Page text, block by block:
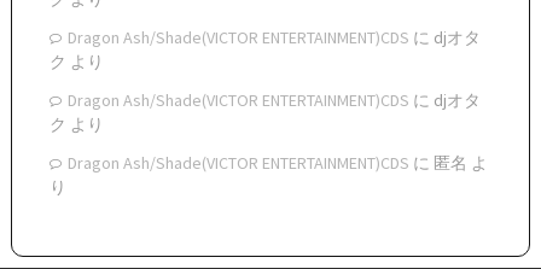
Dragon Ash/Shade(VICTOR ENTERTAINMENT)CDS に djオタ
ク より
Dragon Ash/Shade(VICTOR ENTERTAINMENT)CDS に djオタ
ク より
Dragon Ash/Shade(VICTOR ENTERTAINMENT)CDS に 匿名 よ
り